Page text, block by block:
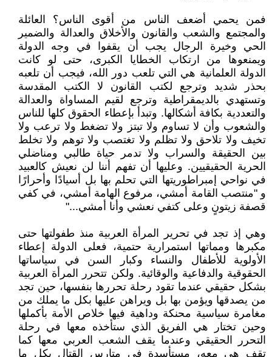
فمن يحمي أضعف الناس من أقوى الناس؟ العائلة
والمجتمع والشعب والقانون والأخلاق والعدالة والضمير
الحي وخيرة الرجال يجب أن يقفوا في وجه الدولة
ويمنعوها من ارتكاب الخطايا الكبرى، حتى لو كانت
الدولة العلمانية هي التي تلعب دور الله، فيجب أن تلعبه
بحذر شديد وترجع لكتب القانون لا الكتب المقدسة
وتستهدي بالديمقراطية وترجع لقيم المساواة والعدالة
والتعددية بكافة أشكالها. وتبدأ بإعطاء الحقوق كلها للناس
والشعوب وأن لا تساوم ولا تبتز ولا تضغط ولا ترعب ولا
تخيف ولا تلاحق ولا تظلم ولا تغتصب ولا توهم ولا تخلط
بين الحقيقة والسراب ولا تدمر حياة طالبي ومناضلي
الحرية الحقيقيين. وعليها أن تفهم أننا لن نعيش كالعبيد
في نواحي إمبراطوريتها التي تحلم بها بل أسيادًا وأحرارًا
و "منتصب القامة أمشي، مرفوع الهامة أمشي، في كفي
قصفة زيتونٍ وعلى كتفي نعشي وأنا أمشي..."
وهي إذ تجد في تحرير المرأة العربية منذ طفولتها حتى
مكبرها ومماتها استمرارية حتمية، فعلى الدولة إعطاء
الأولوية للأطفال والنساء وكبار السن في سياساتها
الحقوقية والدفاعية والوقائية. ولكن تتحرر المرأة العربية
بشكل حقيقي عندما تقود رحلة تحررها بنفسها، حين تجد
من يصدقها ويؤمن بها بل ويراهن عليها بكل ما يملك من
مغامرة سياسية محنكة وداهية فيها خلاص الأمة بأكملها
وحين تختار هي الفريق الذي ستأخذه معها في رحلة
التحرر الحقيقي وعندما يقف الشعب العربي معها كما
تقف هي معه، مستأسدة في متارس القتال بكل ما